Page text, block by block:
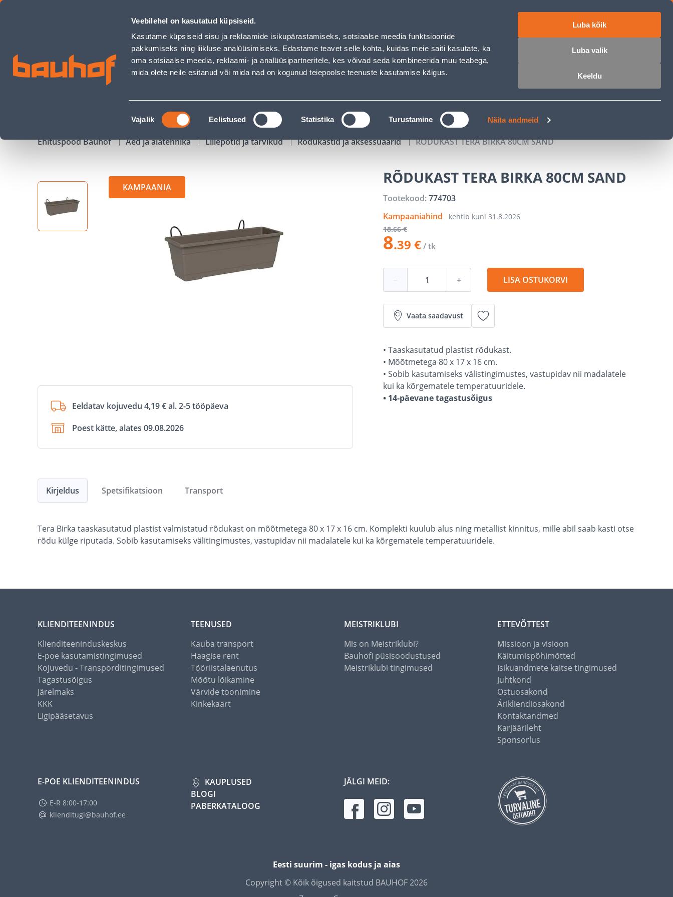
Veebilehel on kasutatud küpsiseid.
Kasutame küpsiseid sisu ja reklaamide isikupärastamiseks, sotsiaalse meedia funktsioonide
pakkumiseks ning liikluse analüüsimiseks. Edastame teavet selle kohta, kuidas meie saiti kasutate, ka
oma sotsiaalse meedia, reklaami- ja analüüsipartneritele, kes võivad seda kombineerida muu teabega,
mida olete neile esitanud või mida nad on kogunud teiepoolse teenuste kasutamise käigus.
Nõusoleku
valik
Vajalik Eelistused Statistika Turustamine Näita andmeid
Luba kõik
Luba valik
Keeldu
RÕDUKAST TERA BIRKA 80CM SAND - Bauhof has loaded
Äriklienditeenindus Klienditeenindus Teenused Karjäärileht
OTSI Logi sisse
KAMPAANIAD KATALOOGID TÖÖRIISTALAENUTUS JÄRELMAKS
Ehituspood Bauhof Aed ja aiatehnika Lillepotid ja tarvikud Rõdukastid ja aksessuaarid RÕDUKAST TERA BIRKA 80CM SAND
KAMPAANIA
Eeldatav kojuvedu 4,19 € al. 2-5 tööpäeva
Poest kätte, alates 09.08.2026
RÕDUKAST TERA BIRKA 80CM SAND
Tootekood:774703
Kampaaniahind
kehtib kuni 31.8.2026
18.66 €
8.39 €/ tk
− + LISA OSTUKORVI
Vaata saadavust
• Taaskasutatud plastist rõdukast.
• Mõõtmetega 80 x 17 x 16 cm.
• Sobib kasutamiseks välistingimustes, vastupidav nii madalatele
kui ka kõrgematele temperatuuridele.
• 14-päevane tagastusõigus
Kirjeldus
Tera Birka taaskasutatud plastist valmistatud rõdukast on mõõtmetega 80 x 17 x 16 cm. Komplekti kuulub alus ning metallist kinnitus, mille abil saab kasti otse
rõdu külge riputada. Sobib kasutamiseks välitingimustes, vastupidav nii madalatele kui ka kõrgematele temperatuuridele.
Spetsifikatsioon Transport
KLIENDITEENINDUS
Klienditeeninduskeskus
E-poe kasutamistingimused
Kojuvedu - Transporditingimused
Tagastusõigus
Järelmaks
KKK
Ligipääsetavus
TEENUSED
Kauba transport
Haagise rent
Tööriistalaenutus
Mõõtu lõikamine
Värvide toonimine
Kinkekaart
MEISTRIKLUBI
Mis on Meistriklubi?
Bauhofi püsisoodustused
Meistriklubi tingimused
ETTEVÕTTEST
Missioon ja visioon
Käitumispõhimõtted
Isikuandmete kaitse tingimused
Juhtkond
Ostuosakond
Ärikliendiosakond
Kontaktandmed
Karjäärileht
Sponsorlus
E-POE KLIENDITEENINDUS
E-R 8:00-17:00
klienditugi@bauhof.ee
KAUPLUSED
BLOGI
PABERKATALOOG
JÄLGI MEID:
Eesti suurim - igas kodus ja aias
Copyright © Kõik õigused kaitstud BAUHOF 2026